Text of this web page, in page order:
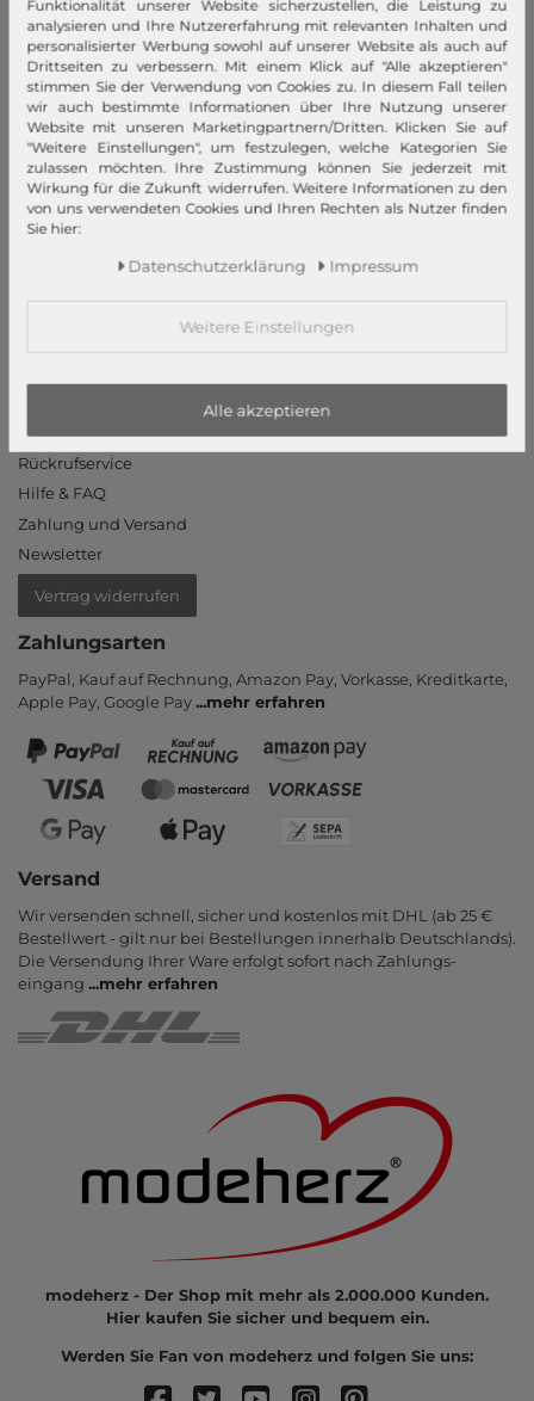
AGB
Widerrufsrecht
Datenschutzerklärung
Datenschutzeinstellungen
Barrierefreiheitserklärung
Jobs
Unsere Stores
Rücksendung
Rückrufservice
Hilfe & FAQ
Zahlung und Versand
Newsletter
Vertrag widerrufen
Zahlungsarten
PayPal, Kauf auf Rechnung, Amazon Pay, Vor­kasse, Kredit­karte,
Apple Pay, Google Pay...mehr erfahren
Versand
Wir versenden schnell, sicher und kostenlos mit DHL (ab 25 €
Bestell­wert - gilt nur bei Bestel­lungen inner­halb Deutsch­lands).
Die Ver­sendung Ihrer Ware er­folgt sofort nach Zahlungs­
eingang ...mehr erfahren
modeherz - Der Shop mit mehr als 2.000.000 Kunden.
Hier kaufen Sie sicher und bequem ein.
Werden Sie Fan von modeherz und folgen Sie uns:
Funktionalität unserer Website sicherzustellen, die Leistung zu
analysieren und Ihre Nutzererfahrung mit relevanten Inhalten und
personalisierter Werbung sowohl auf unserer Website als auch auf
Drittseiten zu verbessern. Mit einem Klick auf "Alle akzeptieren"
stimmen Sie der Verwendung von Cookies zu. In diesem Fall teilen
wir auch bestimmte Informationen über Ihre Nutzung unserer
Website mit unseren Marketingpartnern/Dritten. Klicken Sie auf
"Weitere Einstellungen", um festzulegen, welche Kategorien Sie
zulassen möchten. Ihre Zustimmung können Sie jederzeit mit
Wirkung für die Zukunft widerrufen. Weitere Informationen zu den
von uns verwendeten Cookies und Ihren Rechten als Nutzer finden
Sie hier:
Daten­schutz­erklärung Impressum
Weitere Einstellungen
Alle akzeptieren